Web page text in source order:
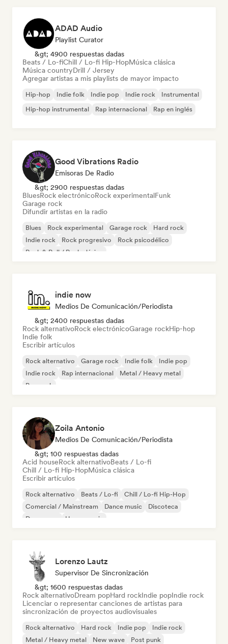
ADAD Audio
Playlist Curator
&gt; 4900 respuestas dadas
Beats / Lo-fiChill / Lo-fi Hip-HopMúsica clásica
Música countryDrill / Jersey
Agregar artistas a mis playlists de mayor impacto
Hip-hop Indie folk Indie pop Indie rock
Instrumental
Hip-hop instrumental
Rap internacional Rap en inglés
Good Vibrations Radio
Emisoras De Radio
&gt; 2900 respuestas dadas
BluesRock electrónicoRock experimentalFunk
Garage rock
Difundir artistas en la radio
Blues Rock experimental Garage rock
Hard rock
Indie rock
Rock progresivo
Rock psicodélico
Rock & Roll / Rock clásico
indie now
Medios De Comunicación/Periodista
&gt; 2400 respuestas dadas
Rock alternativoRock electrónicoGarage rockHip-hop
Indie folk
Escribir artículos
Rock alternativo Garage rock Indie folk
Indie pop
Indie rock
Rap internacional
Metal / Heavy metal
Pop rock
Zoila Antonio
Medios De Comunicación/Periodista
&gt; 100 respuestas dadas
Acid houseRock alternativoBeats / Lo-fi
Chill / Lo-fi Hip-HopMúsica clásica
Escribir artículos
Rock alternativo Beats / Lo-fi
Chill / Lo-fi Hip-Hop
Comercial / Mainstream
Dance music
Discoteca
Dream pop
House music
Lorenzo Lautz
Supervisor De Sincronización
&gt; 1600 respuestas dadas
Rock alternativoDream popHard rockIndie popIndie rock
Licenciar o representar canciones de artistas para
sincronización de proyectos audiovisuales
Rock alternativo Hard rock Indie pop
Indie rock
Metal / Heavy metal
New wave Post punk